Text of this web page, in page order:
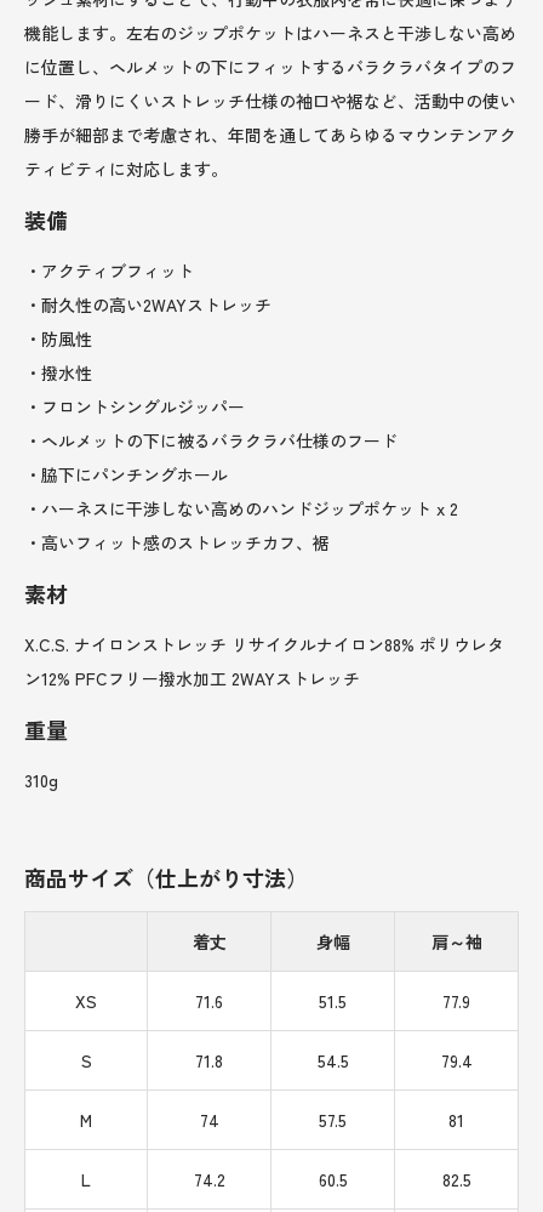
機能します。左右のジップポケットはハーネスと干渉しない高め
に位置し、ヘルメットの下にフィットするバラクラバタイプのフ
ード、滑りにくいストレッチ仕様の袖口や裾など、活動中の使い
勝手が細部まで考慮され、年間を通してあらゆるマウンテンアク
ティビティに対応します。
装備
・アクティブフィット
・耐久性の高い2WAYストレッチ
・防風性
・撥水性
・フロントシングルジッパー
・ヘルメットの下に被るバラクラバ仕様のフード
・脇下にパンチングホール
・ハーネスに干渉しない高めのハンドジップポケット x 2
・高いフィット感のストレッチカフ、裾
素材
X.C.S. ナイロンストレッチ リサイクルナイロン88% ポリウレタ
ン12% PFCフリー撥水加工 2WAYストレッチ
重量
310g
商品サイズ（仕上がり寸法）
着丈 身幅 肩～袖
XS 71.6 51.5 77.9
S 71.8 54.5 79.4
M 74 57.5 81
L 74.2 60.5 82.5